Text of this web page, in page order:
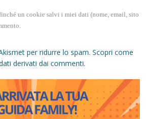
un cookie salvi i miei dati (nome, email, sito
per ridurre lo spam. Scopri come
derivati dai commenti.